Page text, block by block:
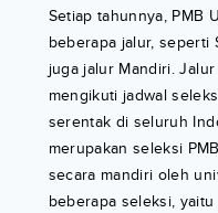
Setiap tahunnya, PMB
beberapa jalur, seperti
juga jalur Mandiri. Jalur
mengikuti jadwal
serentak di seluruh
merupakan seleksi
secara mandiri oleh
beberapa seleksi,